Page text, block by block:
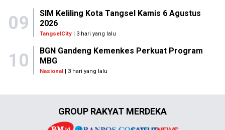
09
SIM Keliling Kota Tangsel Kamis 6 Agustus
2026
TangselCity| 3 hari yang lalu
10
BGN Gandeng Kemenkes Perkuat Program
MBG
Nasional| 3 hari yang lalu
GROUP RAKYAT MERDEKA